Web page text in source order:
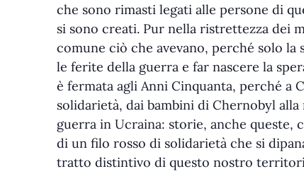
che sono rimasti legati alle persone di
si sono creati. Pur nella ristrettezza dei
comune ciò che avevano, perché solo
le ferite della guerra e far nascere la
è fermata agli Anni Cinquanta, perché
solidarietà, dai bambini di Chernobyl
guerra in Ucraina: storie, anche
di un filo rosso di solidarietà che si
tratto distintivo di questo nostro